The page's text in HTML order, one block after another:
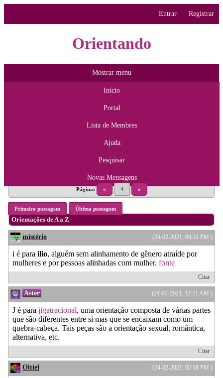
Entrar Registrar
Orientando
Mostrar menu
Início
Portal
Lista de Membres
Ajuda
Pesquisar
Novas Mensagens
Página: « 4 »
Primeira postagem Última postagem
Orientações de A a Z
(23-02-2021, 04:31 PM )
mistério
i é para ilio, alguém sem alinhamento de gênero atraíde por
mulheres e por pessoas alinhadas com mulher. fonte
Citar
(24-02-2021, 12:21 AM )
Aster
J é para jigatracional, uma orientação composta de várias partes
que são diferentes entre si mas que se encaixam como um
quebra-cabeça. Tais peças são a orientação sexual, romântica,
alternativa, etc.
Citar
(24-02-2021, 02:18 PM )
Oltiel